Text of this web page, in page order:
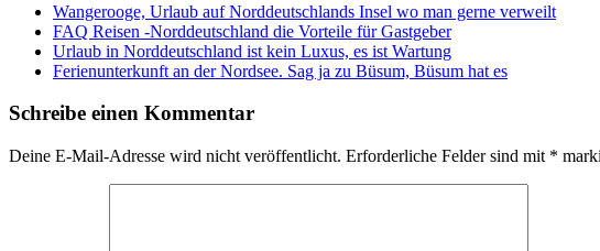
Wangerooge, Urlaub auf Norddeutschlands Insel wo man gerne verweilt
FAQ Reisen -Norddeutschland die Vorteile für Gastgeber
Urlaub in Norddeutschland ist kein Luxus, es ist Wartung
Ferienunterkunft an der Nordsee. Sag ja zu Büsum, Büsum hat es
Schreibe einen Kommentar
Deine E-Mail-Adresse wird nicht veröffentlicht. Erforderliche Felder sind mit *